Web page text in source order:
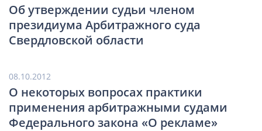
Об утверждении судьи членом
президиума Арбитражного суда
Свердловской области
08.10.2012
О некоторых вопросах практики
применения арбитражными судами
Федерального закона «О рекламе»